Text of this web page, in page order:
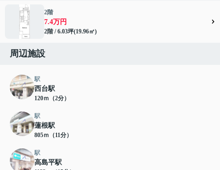
2階
7.4万円
2階 / 6.03坪(19.96㎡)
周辺施設
駅
西台駅
120ｍ（2分）
駅
蓮根駅
805ｍ（11分）
駅
高島平駅